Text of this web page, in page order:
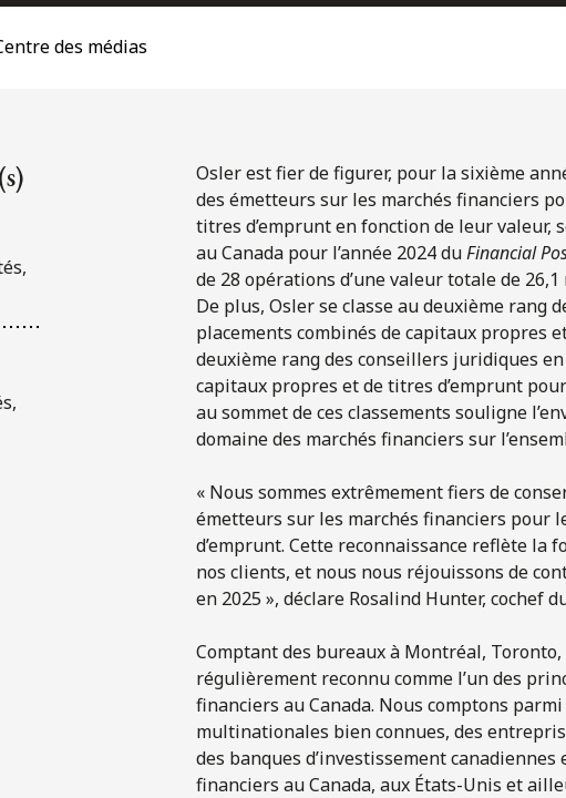
des médias
Osler est fier de figurer, pour la sixième
des émetteurs sur les marchés financiers
titres d’emprunt en fonction de leur valeur,
au Canada pour l’année 2024 duFinancial
de 28 opérations d’une valeur totale de
De plus, Osler se classe au deuxième rang
placements combinés de capitaux propres
deuxième rang des conseillers juridiques
capitaux propres et de titres d’emprunt
au sommet de ces classements souligne
domaine des marchés financiers sur
« Nous sommes extrêmement fiers de
émetteurs sur les marchés financiers pour
d’emprunt. Cette reconnaissance reflète la
nos clients, et nous nous réjouissons de
en 2025 », déclare Rosalind Hunter, cochef
Comptant des bureaux à Montréal,
régulièrement reconnu comme l’un des
financiers au Canada. Nous comptons
multinationales bien connues, des
des banques d’investissement
financiers au Canada, aux États-Unis et